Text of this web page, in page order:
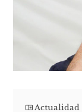
Actualidad